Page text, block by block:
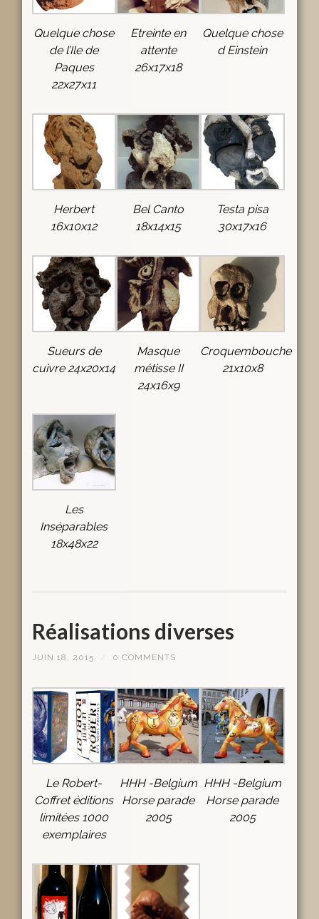
Quelque chose
de l’Ile de
Paques
22x27x11
Etreinte en
attente
26x17x18
Quelque chose
d Einstein
Herbert
16x10x12
Bel Canto
18x14x15
Testa pisa
30x17x16
Sueurs de
cuivre 24x20x14
Masque
métisse II
24x16x9
Croquembouche
21x10x8
Les
Inséparables
18x48x22
Réalisations diverses
JUIN 18, 2015 0 COMMENTS
Le Robert-
Coffret éditions
limitées 1000
exemplaires
HHH -Belgium
Horse parade
2005
HHH -Belgium
Horse parade
2005